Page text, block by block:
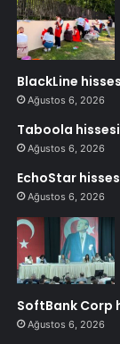
BlackLine
Ağustos 6, 2026
Taboola
Ağustos 6, 2026
EchoStar
Ağustos 6, 2026
SoftBank Corp
Ağustos 6, 2026